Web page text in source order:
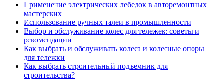
Применение электрических лебедок в авторемонтных
мастерских
Использование ручных талей в промышленности
Выбор и обслуживание колес для тележек: советы и
рекомендации
Как выбрать и обслуживать колеса и колесные опоры
для тележки
Как выбрать строительный подъемник для
строительства?